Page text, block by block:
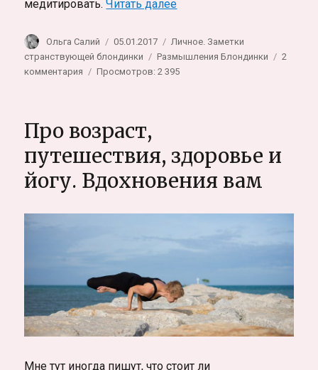
медитировать.Читать далее«Медитация 5.0. Яж
Автор
Ольга Салий Опубликовано
05.01.2017 Рубрики
Личное. Заметки
странствующей блондинки
Метки
Размышления Блондинки
2
комментария
Яж
блондинко:
о
том
как
Випасаны
пляж
Просмотров: 2 395
Про возраст,
путешествия, здоровье и
йогу. Вдохновения вам
Мне тут иногда пишут, что стоит ли